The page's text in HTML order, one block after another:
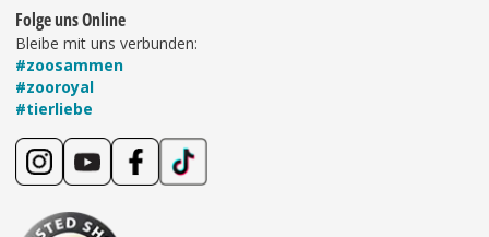
Folge uns Online
Bleibe mit uns verbunden:
#zoosammen
#zooroyal
#tierliebe